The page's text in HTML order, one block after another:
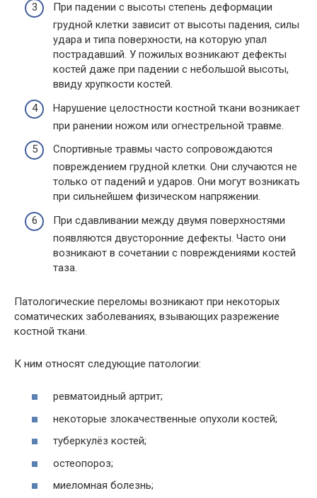
При падении с высоты степень деформации
грудной клетки зависит от высоты падения, силы
удара и типа поверхности, на которую упал
пострадавший. У пожилых возникают дефекты
костей даже при падении с небольшой высоты,
ввиду хрупкости костей.
Нарушение целостности костной ткани возникает
при ранении ножом или огнестрельной травме.
Спортивные травмы часто сопровождаются
повреждением грудной клетки. Они случаются не
только от падений и ударов. Они могут возникать
при сильнейшем физическом напряжении.
При сдавливании между двумя поверхностями
появляются двусторонние дефекты. Часто они
возникают в сочетании с повреждениями костей
таза.
Патологические переломы возникают при некоторых
соматических заболеваниях, взывающих разрежение
костной ткани.
К ним относят следующие патологии:
ревматоидный артрит;
некоторые злокачественные опухоли костей;
туберкулёз костей;
остеопороз;
миеломная болезнь;